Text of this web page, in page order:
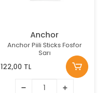
Anchor
Anchor Piili Sticks Fosfor
Sarı
122,00 TL